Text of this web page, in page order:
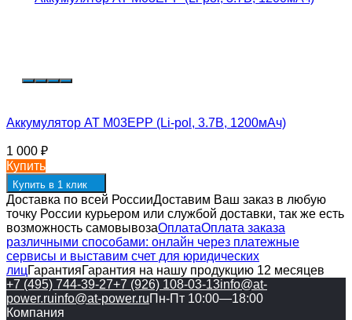
Аккумулятор AT M03EPP (Li-pol, 3.7В, 1200мАч)
1 000 ₽
Купить
Купить в 1 клик
Доставка по всей РоссииДоставим Ваш заказ в любую
точку России курьером или службой доставки, так же есть
возможность самовывозаОплатаОплата заказа
различными способами: онлайн через платежные
сервисы и выставим счет для юридических
лицГарантияГарантия на нашу продукцию 12 месяцев
+7 (495) 744-39-27+7 (926) 108-03-13info@at-
power.ruinfo@at-power.ruПн-Пт 10:00—18:00
Компания